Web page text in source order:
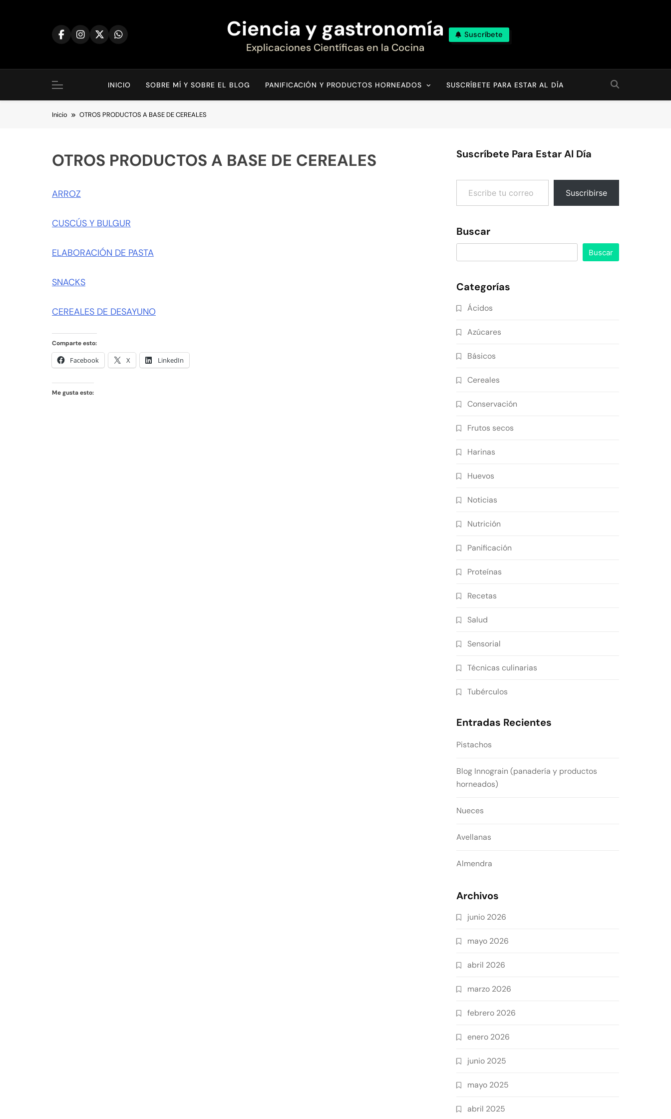
Ciencia y gastronomía
Explicaciones Científicas en la Cocina
Suscríbete
INICIO SOBRE MÍ Y SOBRE EL BLOG PANIFICACIÓN Y PRODUCTOS HORNEADOS SUSCRÍBETE PARA ESTAR AL DÍA
Inicio OTROS PRODUCTOS A BASE DE CEREALES
OTROS PRODUCTOS A BASE DE CEREALES
ARROZ
CUSCÚS Y BULGUR
ELABORACIÓN DE PASTA
SNACKS
CEREALES DE DESAYUNO
Comparte esto:
Facebook X LinkedIn
Me gusta esto:
Suscríbete Para Estar Al Día
Escribe tu correo electrónico…
Suscribirse
Buscar
Buscar
Categorías
Ácidos
Azúcares
Básicos
Cereales
Conservación
Frutos secos
Harinas
Huevos
Noticias
Nutrición
Panificación
Proteínas
Recetas
Salud
Sensorial
Técnicas culinarias
Tubérculos
Entradas Recientes
Pistachos
Blog Innograin (panadería y productos
horneados)
Nueces
Avellanas
Almendra
Archivos
junio 2026
mayo 2026
abril 2026
marzo 2026
febrero 2026
enero 2026
junio 2025
mayo 2025
abril 2025